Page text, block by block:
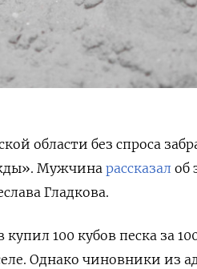
области без спроса
Мужчина рассказал об
Гладкова.
100 кубов песка за
Однако чиновники из